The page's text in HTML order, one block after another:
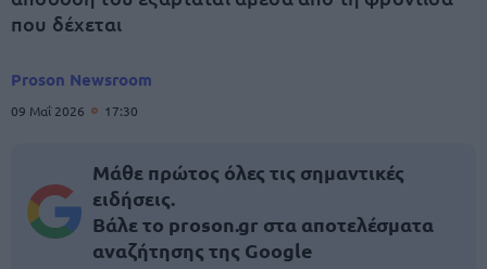
που δέχεται
Proson Newsroom
09 Μαΐ 2026 17:30
Μάθε πρώτος όλες τις σημαντικές
ειδήσεις.
Βάλε το proson.gr στα αποτελέσματα
αναζήτησης της Google